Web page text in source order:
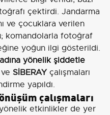
çektirdi. Jandarma
ve çocuklara verilen
komandolarla fotoğraf
yoğun ilgi gösterildi.
yönelik şiddetle
SİBERAYçalışmaları
yapıldı.
çalışmaları
etkinlikler de yer